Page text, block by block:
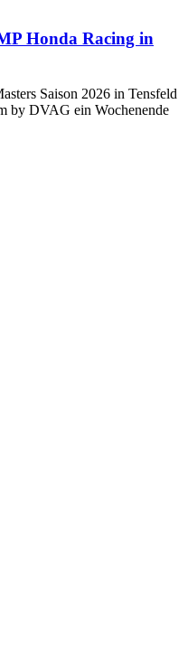
Honda Racing in
Saison 2026 in Tensfeld
by DVAG ein Wochenende